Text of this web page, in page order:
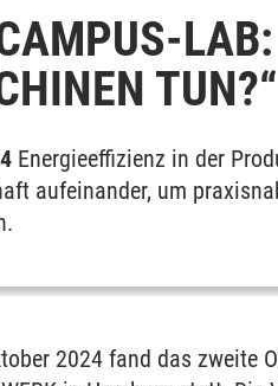
und Innovation
Communities
Produktion
und Leadership
Center
TUN?“
Energieeffizienz in der
aufeinander, um
2024 fand das zweite